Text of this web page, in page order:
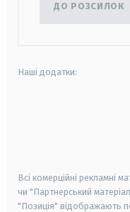
ДО РОЗСИЛОК
Наші додатки:
Всі комерційні рекламні
чи "Партнерський
"Позиція" відображають